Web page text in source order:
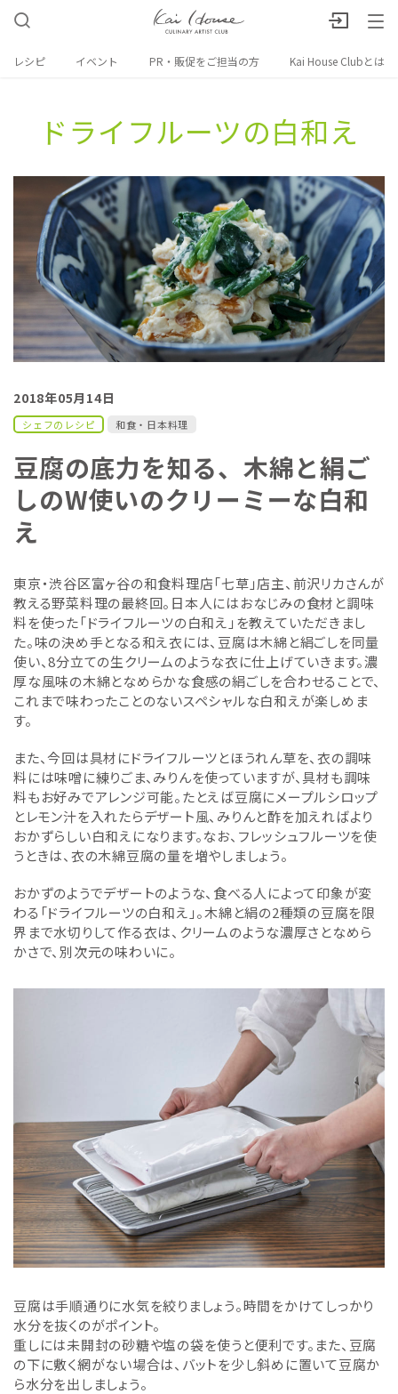
レシピ イベント PR・販促をご担当の方 Kai House Clubとは
ドライフルーツの​白和え
2018年05月14日
シェフのレシピ 和食・日本料理
豆腐の底力を知る、木綿と絹ご
しのW使いのクリーミーな白和
え
東京・渋谷区富ヶ谷の和食料理店「七草」店主、前沢リカさんが
教える野菜料理の最終回。日本人にはおなじみの食材と調味
料を使った「ドライフルーツの白和え」を教えていただきまし
た。味の決め手となる和え衣には、豆腐は木綿と絹ごしを同量
使い、8分立ての生クリームのような衣に仕上げていきます。濃
厚な風味の木綿となめらかな食感の絹ごしを合わせることで、
これまで味わったことのないスペシャルな白和えが楽しめま
す。
また、今回は具材にドライフルーツとほうれん草を、衣の調味
料には味噌に練りごま、みりんを使っていますが、具材も調味
料もお好みでアレンジ可能。たとえば豆腐にメープルシロップ
とレモン汁を入れたらデザート風、みりんと酢を加えればより
おかずらしい白和えになります。なお、フレッシュフルーツを使
うときは、衣の木綿豆腐の量を増やしましょう。
おかずのようでデザートのような、食べる人によって印象が変
わる「ドライフルーツの白和え」。木綿と絹の2種類の豆腐を限
界まで水切りして作る衣は、クリームのような濃厚さとなめら
かさで、別次元の味わいに。
豆腐は手順通りに水気を絞りましょう。時間をかけてしっかり
水分を抜くのがポイント。
重しには未開封の砂糖や塩の袋を使うと便利です。また、豆腐
の下に敷く網がない場合は、バットを少し斜めに置いて豆腐か
ら水分を出しましょう。